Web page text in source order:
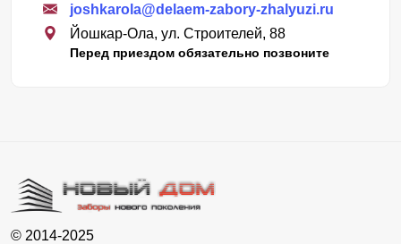
joshkarola@delaem-zabory-zhalyuzi.ru
Йошкар-Ола, ул. Строителей, 88
Перед приездом обязательно позвоните
© 2014-2025